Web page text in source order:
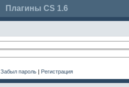
Плагины CS 1.6
Забыл пароль | Регистрация